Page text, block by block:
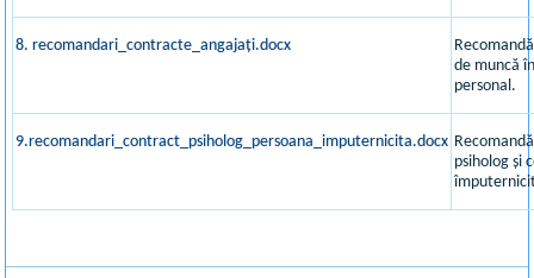
8. recomandari_contracte_angajați.docx
de muncă
personal.
9.recomandari_contract_psiholog_persoana_imputernicita.docx
psiholog și